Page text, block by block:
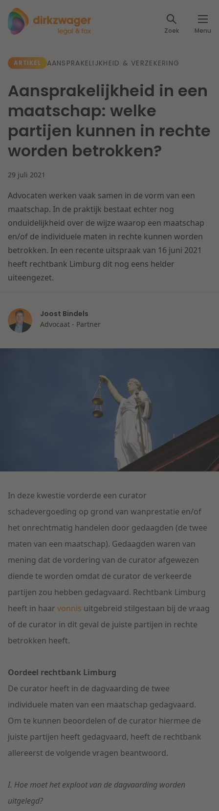
Zoek Menu
Expertises
Fiscaal
Arbeid & Pensioen
IE & Innovatie
Herstructurering & Insolventie
Energie
Vastgoed
Aanbesteding & Mededinging
Aansprakelijkheid & Verzekering
Lees meer
Dichtbij een toekomstbestendige zorg
Lees meer
Lees meer
Dichtbij de wendbare onderneming
Artikelen
Klantcases
Events
Specialisten
Internationale partners
Nieuws
Werken bij
Contact
Nederlands
ARTIKEL AANSPRAKELIJKHEID & VERZEKERING
Aansprakelijkheid in een
maatschap: welke
partijen kunnen in rechte
worden betrokken?
29 juli 2021
Advocaten werken vaak samen in de vorm van een
maatschap. In de praktijk bestaat echter nog
onduidelijkheid over de wijze waarop een maatschap
en/of de individuele maten in rechte kunnen worden
betrokken. In een recente uitspraak van 16 juni 2021
heeft rechtbank Limburg dit nog eens helder
uiteengezet.
Joost Bindels
Advocaat - Partner
In deze kwestie vorderde een curator
schadevergoeding op grond van wanprestatie en/of
het onrechtmatig handelen door gedaagden (de twee
maten van een maatschap). Gedaagden waren van
mening dat de vordering van de curator afgewezen
diende te worden omdat de curator de verkeerde
partijen zou hebben gedagvaard. Rechtbank Limburg
heeft in haar vonnis uitgebreid stilgestaan bij de vraag
of de curator in dit geval de juiste partijen in rechte
betrokken heeft.
Oordeel rechtbank Limburg
De curator heeft in de dagvaarding de twee
individuele maten van een maatschap gedagvaard.
Om te kunnen beoordelen of de curator hiermee de
juiste partijen heeft gedagvaard, heeft de rechtbank
allereerst de volgende vragen beantwoord.
I. Hoe moet het exploot van de dagvaarding worden
uitgelegd?